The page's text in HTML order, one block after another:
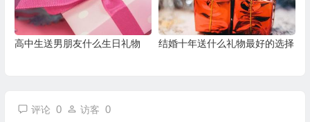
高中生送男朋友什么生日礼物 结婚十年送什么礼物最好的选择
评论 0 访客 0